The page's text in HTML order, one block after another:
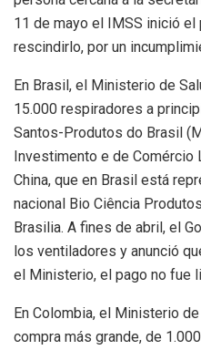
11 de mayo el IMSS inició
rescindirlo, por un
En Brasil, el Ministerio de
15.000 respiradores a
Santos-Produtos do Brasil
Investimento e de Comércio
China, que en Brasil está
nacional Bio Ciência
Brasilia. A fines de abril, el
los ventiladores y anunció
el Ministerio, el pago no fue
En Colombia, el Ministerio
compra más grande, de